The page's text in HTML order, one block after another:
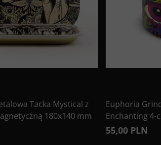
Tacka Mystical z
180x140 mm
Euphoria
Enchanting 4-
55,00 PLN